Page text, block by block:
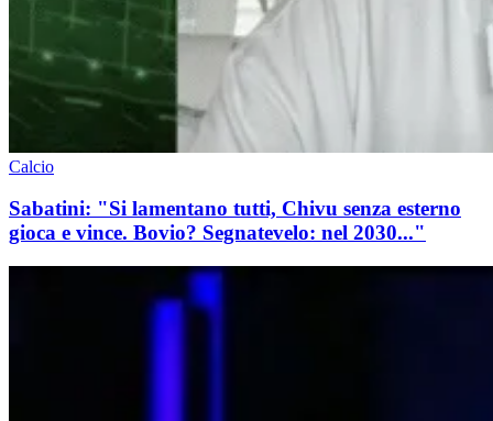
Calcio
Sabatini: "Si lamentano tutti, Chivu senza esterno
gioca e vince. Bovio? Segnatevelo: nel 2030..."